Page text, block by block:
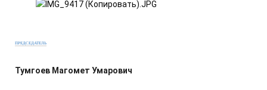
ПРЕДСЕДАТЕЛЬ
Тумгоев Магомет Умарович